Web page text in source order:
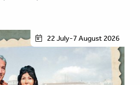
22 July-7 August 2026